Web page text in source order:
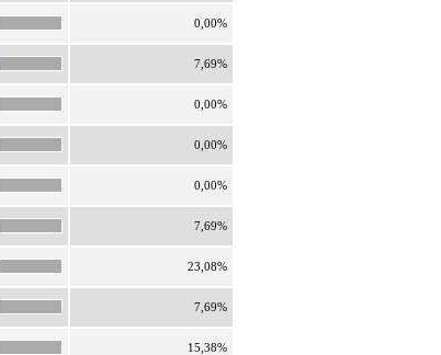
0,00%
7,69%
0,00%
0,00%
0,00%
7,69%
23,08%
7,69%
15,38%